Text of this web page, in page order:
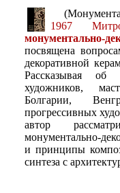
1967
монументально-
посвящена
декоративной
Рассказывая об
художников,
Болгарии,
прогрессивных
автор
монументально-
и принципы
синтеза с